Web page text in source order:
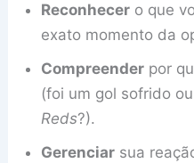
Reconhecer o que
exato momento da
Compreender por
(foi um gol sofrido
Reds?).
Gerenciar sua